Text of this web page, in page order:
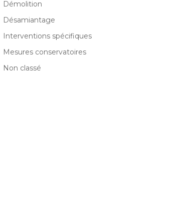
Démolition
Désamiantage
Interventions spécifiques
Mesures conservatoires
Non classé